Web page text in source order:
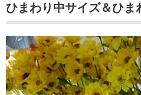
ひまわり中サイズ＆ひま